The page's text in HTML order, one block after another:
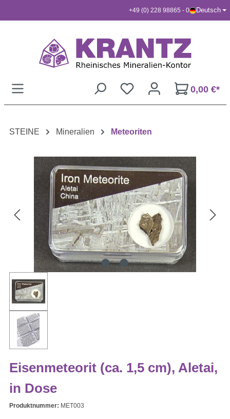
+49 (0) 228 98865 - 0 Deutsch
0,00 €*
STEINE Mineralien Meteoriten
Eisenmeteorit (ca. 1,5 cm), Aletai,
in Dose
Produktnummer: MET003